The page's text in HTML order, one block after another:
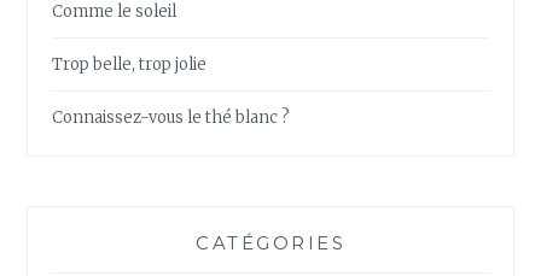
Comme le soleil
Trop belle, trop jolie
Connaissez-vous le thé blanc ?
CATÉGORIES